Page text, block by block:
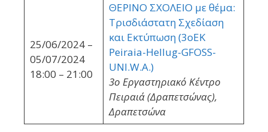
25/06/2024 –
05/07/2024
18:00 – 21:00
ΘΕΡΙΝΟ ΣΧΟΛΕΙΟ με θέμα:
Τρισδιάστατη Σχεδίαση
και Εκτύπωση (3oEK
Peiraia-Hellug-GFOSS-
UNI.W.A.)
3ο Εργαστηριακό Κέντρο
Πειραιά (Δραπετσώνας),
Δραπετσώνα